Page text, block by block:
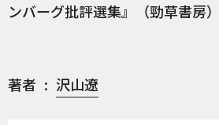
ンバーグ批評選集』（勁草書房
著者 沢山遼